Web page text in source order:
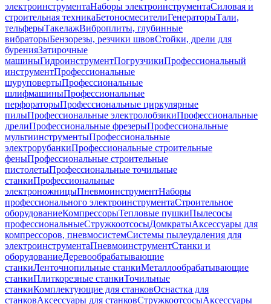
электроинструментаНаборы электроинструментаСиловая и
строительная техникаБетоносмесителиГенераторыТали,
тельферыТакелажВиброплиты, глубинные
вибраторыБензорезы, резчики швовСтойки, дрели для
буренияЗатирочные
машиныГидроинструментПогрузчикиПрофессиональный
инструментПрофессиональные
шуруповертыПрофессиональные
шлифмашиныПрофессиональные
перфораторыПрофессиональные циркулярные
пилыПрофессиональные электролобзикиПрофессиональные
дрелиПрофессиональные фрезерыПрофессиональные
мультиинструментыПрофессиональные
электрорубанкиПрофессиональные строительные
феныПрофессиональные строительные
пистолетыПрофессиональные точильные
станкиПрофессиональные
электроножницыПневмоинструментНаборы
профессионального электроинструментаСтроительное
оборудованиеКомпрессорыТепловые пушкиПылесосы
профессиональныеСтружкоотсосыДомкратыАксессуары для
компрессоров, пневмосистемСистемы пылеудаления для
электроинструментаПневмоинструментСтанки и
оборудованиеДеревообрабатывающие
станкиЛенточнопильные станкиМеталлообрабатывающие
станкиПлиткорезные станкиТочильные
станкиКомплектующие для станковОснастка для
станковАксессуары для станковСтружкоотсосыАксессуары